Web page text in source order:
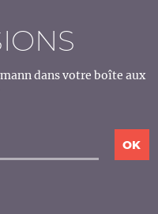
dans votre boîte aux